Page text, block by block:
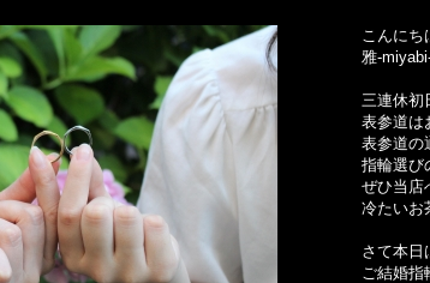
こんにち
雅-
三連休初
表参道は
表参道の
指輪選び
ぜひ当店
冷たいお
さて本日
ご結婚指